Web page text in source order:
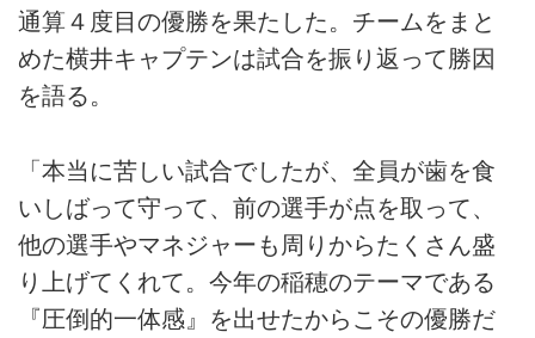
通算４度目の優勝を果たした。チームをまと
めた横井キャプテンは試合を振り返って勝因
を語る。
「本当に苦しい試合でしたが、全員が歯を食
いしばって守って、前の選手が点を取って、
他の選手やマネジャーも周りからたくさん盛
り上げてくれて。今年の稲穂のテーマである
『圧倒的一体感』を出せたからこその優勝だ